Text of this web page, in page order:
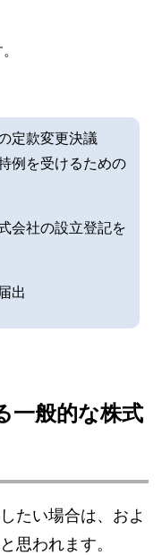
定款変更決議
例を受けるための
会社の設立登記を
出
一般的な株式
たい場合は、およ
思われます。